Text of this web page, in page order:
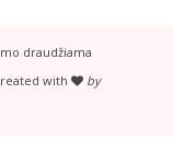
draudžiama
with
by